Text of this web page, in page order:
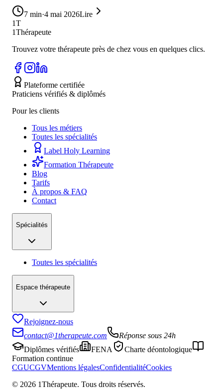
7 min·4 mai 2026Lire
1T
1Thérapeute
Trouvez votre thérapeute près de chez vous en quelques clics.
Plateforme certifiée
Praticiens vérifiés & diplômés
Pour les clients
Tous les métiers
Toutes les spécialités
Label Holy Learning
Formation Thérapeute
Blog
Tarifs
À propos & FAQ
Contact
Spécialités
Toutes les spécialités
Espace thérapeute
Rejoignez-nous
contact@1therapeute.com
Réponse sous 24h
Diplômes vérifiés
FENA
Charte déontologique
Formation continue
CGUCGVMentions légalesConfidentialitéCookies
© 2026 1Thérapeute. Tous droits réservés.